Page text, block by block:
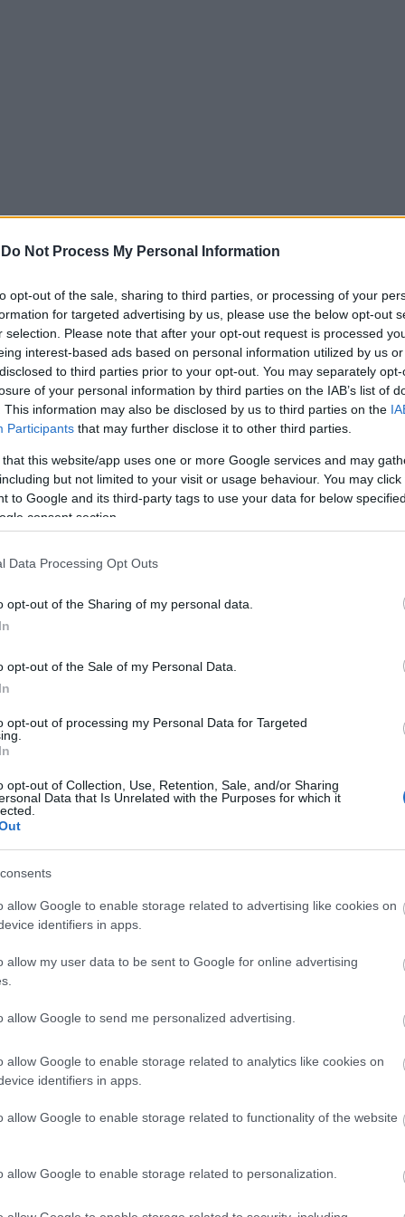
Do Not Process My Personal Information
opt-out of the sale, sharing to third parties, or processing of your
for targeted advertising by us, please use the below opt-out
selection. Please note that after your opt-out request is processed
interest-based ads based on personal information utilized by us
to third parties prior to your opt-out. You may separately
of your personal information by third parties on the IAB’s list of
This information may also be disclosed by us to third parties on the
Participants that may further disclose it to other third parties.
that this website/app uses one or more Google services and may
but not limited to your visit or usage behaviour. You may
to Google and its third-party tags to use your data for below
consent section.
Data Processing Opt Outs
opt-out of the Sharing of my personal data.
opt-out of the Sale of my Personal Data.
opt-out of processing my Personal Data for Targeted
opt-out of Collection, Use, Retention, Sale, and/or Sharing
Data that Is Unrelated with the Purposes for which it
allow Google to enable storage related to advertising like cookies on
identifiers in apps.
allow my user data to be sent to Google for online advertising
allow Google to send me personalized advertising.
allow Google to enable storage related to analytics like cookies on
identifiers in apps.
allow Google to enable storage related to functionality of the website
allow Google to enable storage related to personalization.
γεωπολιτικής έντασης, όπου οι περιφερειακές
απειλών δοκιμάζουν τη διεθνή τάξη ασφάλειας και το
προϋποθέτει αξιόπιστη ικανότητα άμυνας και
Εθνικής Άμυνας σημείωσε ότι η περιοχή γνωρίζει από
η σταθερότητα. Θύμισε ότι η Βαλκανική Χερσόνησος
της Ευρώπης», έχοντας βιώσει συγκρούσεις, εθνικές
ζητήματα που εξακολουθούν να επηρεάζουν την
– Πρίστινας και η θεσμική σταθερότητα της Βοσνίας –
«σκιώδη» κυβέρνηση μετά τις πιέσεις των
αυτών των θεμάτων απαιτεί σύνεση, υπευθυνότητα,
σταθερότητα της Βαλκανικής Χερσονήσου.
στην ανάγκη αξιοποίησης του θετικού κλίματος
είπε, η πρόοδος προϋποθέτει εμπιστοσύνη μεταξύ των
και συνεργασία μεταξύ κρατών που
ενός μόνο κράτους. Αποτελεί συλλογική μας ευθύνη»,
της περιοχής καλούνται να αναζητήσουν κοινό